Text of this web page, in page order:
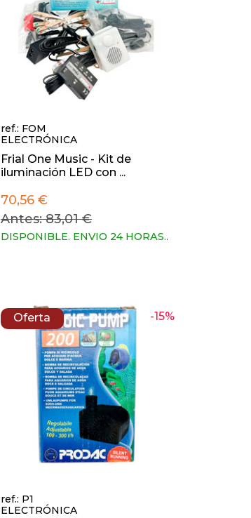
ref.: FOM
ELECTRÓNICA
Frial One Music - Kit de
iluminación LED con ...
70,56 €
Antes: 83,01 €
DISPONIBLE. ENVIO 24 HORAS..
-15%
Oferta
ref.: P1
ELECTRÓNICA